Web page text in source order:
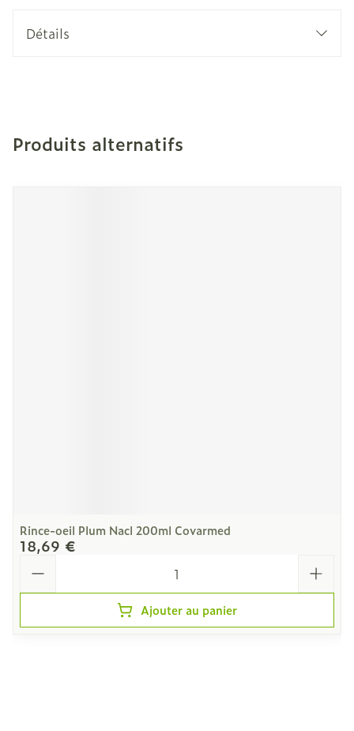
Détails
Produits alternatifs
Rince-oeil Plum Nacl 200ml Covarmed
18,69 €
Ajouter au panier